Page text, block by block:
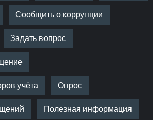
Сообщить о коррупции
Задать вопрос
учёта Опрос
Полезная информация